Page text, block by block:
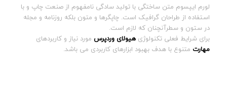
لورم ایپسوم متن ساختگی با تولید سادگی نامفهوم از صنعت چاپ و با
استفاده از طراحان گرافیک است. چاپگرها و متون بلکه روزنامه و مجله
در ستون و سطرآنچنان که لازم است.
برای شرایط فعلی تکنولوژی هیولای وردپرس مورد نیاز و کاربردهای
مهارتمتنوع با هدف بهبود ابزارهای کاربردی می باشد.